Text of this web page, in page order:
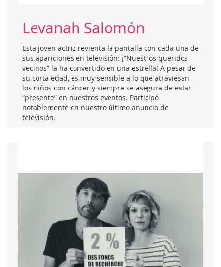
Levanah Salomón
Esta joven actriz revienta la pantalla con cada una de
sus apariciones en televisión: ¡“Nuestros queridos
vecinos” la ha convertido en una estrella! A pesar de
su corta edad, es muy sensible a lo que atraviesan
los niños con cáncer y siempre se asegura de estar
“presente” en nuestros eventos. Participó
notablemente en nuestro último anuncio de
televisión.